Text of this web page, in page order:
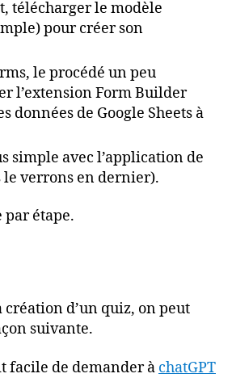
télécharger le modèle
pour créer son
le procédé un peu
l’extension Form Builder
données de Google Sheets à
simple avec l’application de
verrons en dernier).
par étape.
d’un quiz, on peut
suivante.
facile de demander à chatGPT